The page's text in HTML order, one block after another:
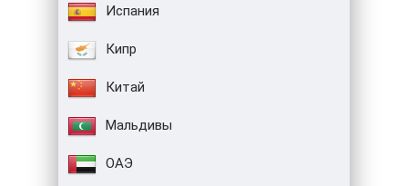
Испания
Кипр
Китай
Мальдивы
ОАЭ